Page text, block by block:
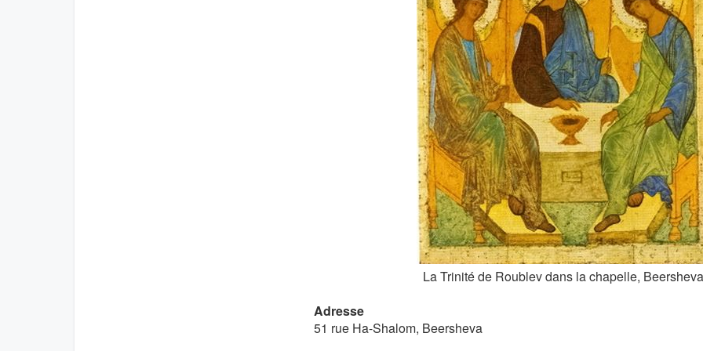
La Trinité de Roublev dans la chapelle, Beersheva
Adresse
51 rue Ha-Shalom, Beersheva